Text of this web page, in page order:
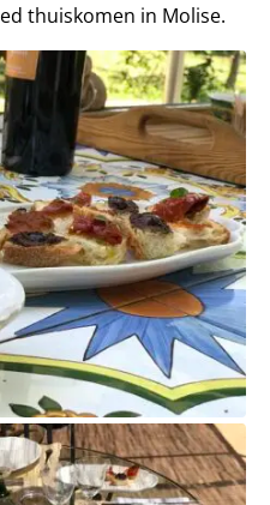
thuiskomen in Molise.